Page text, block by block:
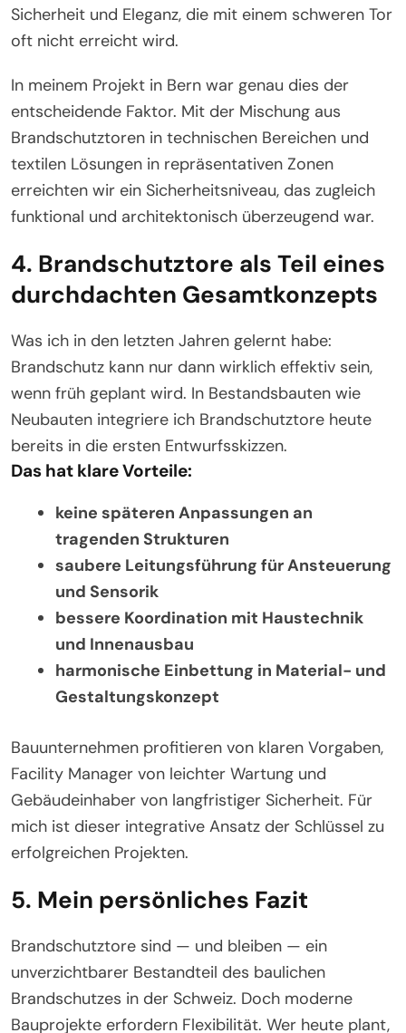
Sicherheit und Eleganz, die mit einem schweren Tor
oft nicht erreicht wird.
In meinem Projekt in Bern war genau dies der
entscheidende Faktor. Mit der Mischung aus
Brandschutztoren in technischen Bereichen und
textilen Lösungen in repräsentativen Zonen
erreichten wir ein Sicherheitsniveau, das zugleich
funktional und architektonisch überzeugend war.
4. Brandschutztore als Teil eines
durchdachten Gesamtkonzepts
Was ich in den letzten Jahren gelernt habe:
Brandschutz kann nur dann wirklich effektiv sein,
wenn früh geplant wird. In Bestandsbauten wie
Neubauten integriere ich Brandschutztore heute
bereits in die ersten Entwurfsskizzen.
Das hat klare Vorteile:
keine späteren Anpassungen an
tragenden Strukturen
saubere Leitungsführung für Ansteuerung
und Sensorik
bessere Koordination mit Haustechnik
und Innenausbau
harmonische Einbettung in Material- und
Gestaltungskonzept
Bauunternehmen profitieren von klaren Vorgaben,
Facility Manager von leichter Wartung und
Gebäudeinhaber von langfristiger Sicherheit. Für
mich ist dieser integrative Ansatz der Schlüssel zu
erfolgreichen Projekten.
5. Mein persönliches Fazit
Brandschutztore sind — und bleiben — ein
unverzichtbarer Bestandteil des baulichen
Brandschutzes in der Schweiz. Doch moderne
Bauprojekte erfordern Flexibilität. Wer heute plant,